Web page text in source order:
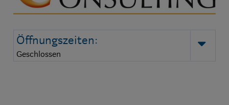
Öffnungszeiten:
Geschlossen